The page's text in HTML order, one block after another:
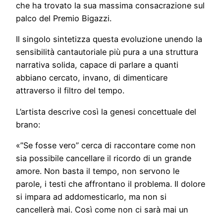
che ha trovato la sua massima consacrazione sul
palco del Premio Bigazzi.
Il singolo sintetizza questa evoluzione unendo la
sensibilità cantautoriale più pura a una struttura
narrativa solida, capace di parlare a quanti
abbiano cercato, invano, di dimenticare
attraverso il filtro del tempo.
L’artista descrive così la genesi concettuale del
brano:
«”Se fosse vero” cerca di raccontare come non
sia possibile cancellare il ricordo di un grande
amore. Non basta il tempo, non servono le
parole, i testi che affrontano il problema. Il dolore
si impara ad addomesticarlo, ma non si
cancellerà mai. Così come non ci sarà mai un